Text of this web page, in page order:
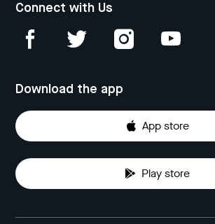
Connect with Us
Download the app
App store
Play store